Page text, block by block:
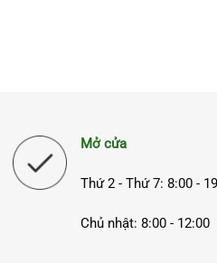
Mở cửa
Thứ 2 - Thứ 7: 8:00 -
Chủ nhật: 8:00 - 12:00